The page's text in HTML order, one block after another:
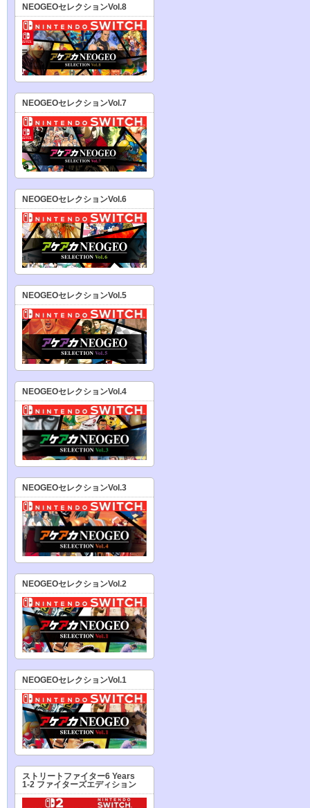
NEOGEOセレクションVol.8
NEOGEOセレクションVol.7
NEOGEOセレクションVol.6
NEOGEOセレクションVol.5
NEOGEOセレクションVol.4
NEOGEOセレクションVol.3
NEOGEOセレクションVol.2
NEOGEOセレクションVol.1
ストリートファイター6 Years
1-2 ファイターズエディション